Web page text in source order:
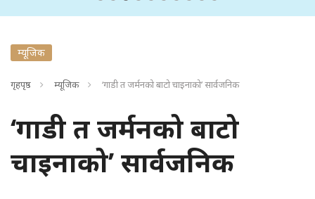
म्यूजिक
गृहपृष्ठ म्यूजिक ‘गाडी त जर्मनको बाटो चाइनाको’ सार्वजनिक
‘गाडी त जर्मनको बाटो
चाइनाको’ सार्वजनिक